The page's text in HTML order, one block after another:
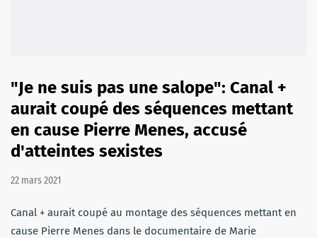
"Je ne suis pas une salope": Canal +
aurait coupé des séquences mettant
en cause Pierre Menes, accusé
d'atteintes sexistes
22 mars 2021
Canal + aurait coupé au montage des séquences mettant en
cause Pierre Menes dans le documentaire de Marie